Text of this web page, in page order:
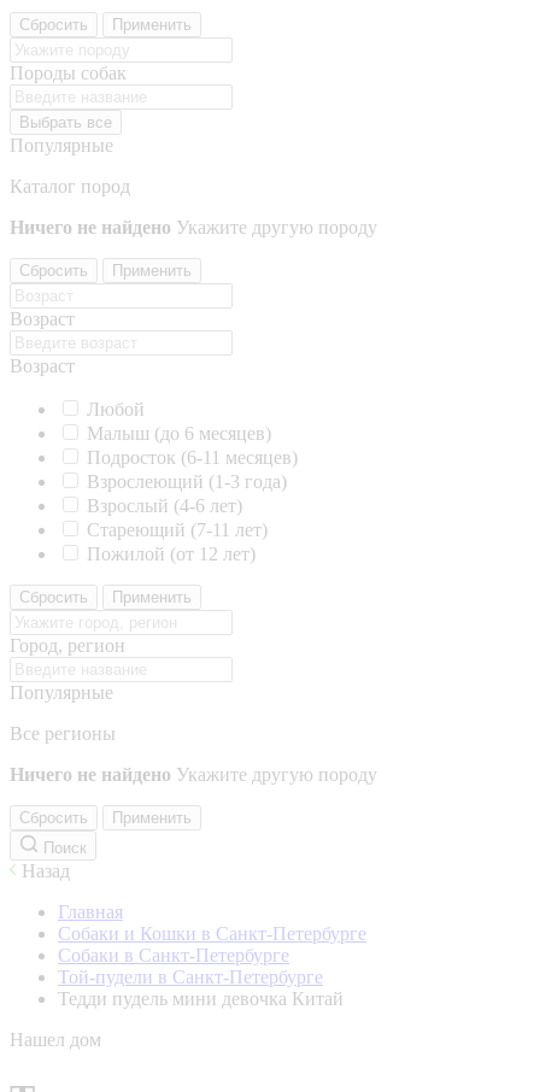
Сбросить Применить
Породы собак
Выбрать все
Популярные
Каталог пород
Ничего не найдено Укажите другую породу
Сбросить Применить
Возраст
Возраст
Любой
Малыш (до 6 месяцев)
Подросток (6-11 месяцев)
Взрослеющий (1-3 года)
Взрослый (4-6 лет)
Стареющий (7-11 лет)
Пожилой (от 12 лет)
Сбросить Применить
Город, регион
Популярные
Все регионы
Ничего не найдено Укажите другую породу
Сбросить
Применить
Поиск
Назад
Главная
Собаки и Кошки в Санкт-Петербурге
Собаки в Санкт-Петербурге
Той-пудели в Санкт-Петербурге
Тедди пудель мини девочка Китай
Нашел дом